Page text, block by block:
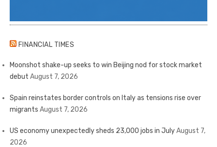
FINANCIAL TIMES
Moonshot shake-up seeks to win Beijing nod for stock market
debut August 7, 2026
Spain reinstates border controls on Italy as tensions rise over
migrants August 7, 2026
US economy unexpectedly sheds 23,000 jobs in JulyAugust 7,
2026